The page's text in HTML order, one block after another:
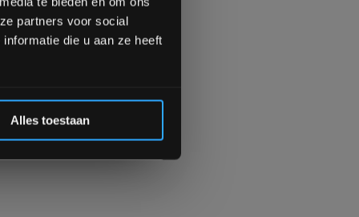
partners voor social
die u aan ze heeft
Alles toestaan
Inschrijven